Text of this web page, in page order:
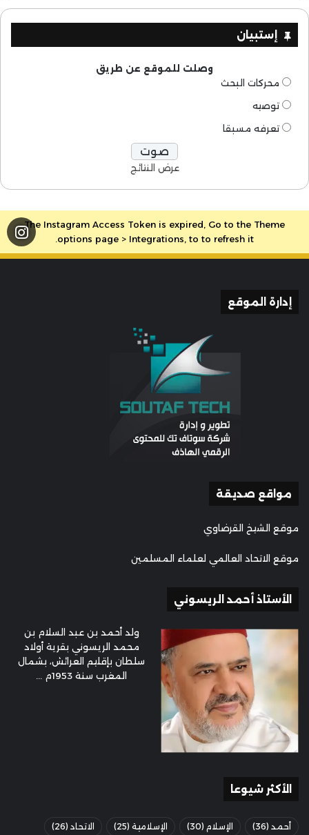
إستبيان
وصلت للموقع عن طريق
محركات البحث
توصيه
تعرفه مسبقا
عرض النتائج
The Instagram Access Token is expired, Go to the Theme
options page > Integrations, to to refresh it.
إدارة الموقع
مواقع صديقة
موقع الشيخ القرضاوي
موقع الاتحاد العالمي لعلماء المسلمين
الأستاذ أحمد الريسوني
ولد أحمد بن عبد السلام بن
محمد الريسوني بقرية أولاد
سلطان بإقليم العرائش، بشمال
المغرب سنة 1953م ...
الأكثر شيوعا
أحمد (36) الإسلام (30) الإسلامية (25) الاتحاد (26)